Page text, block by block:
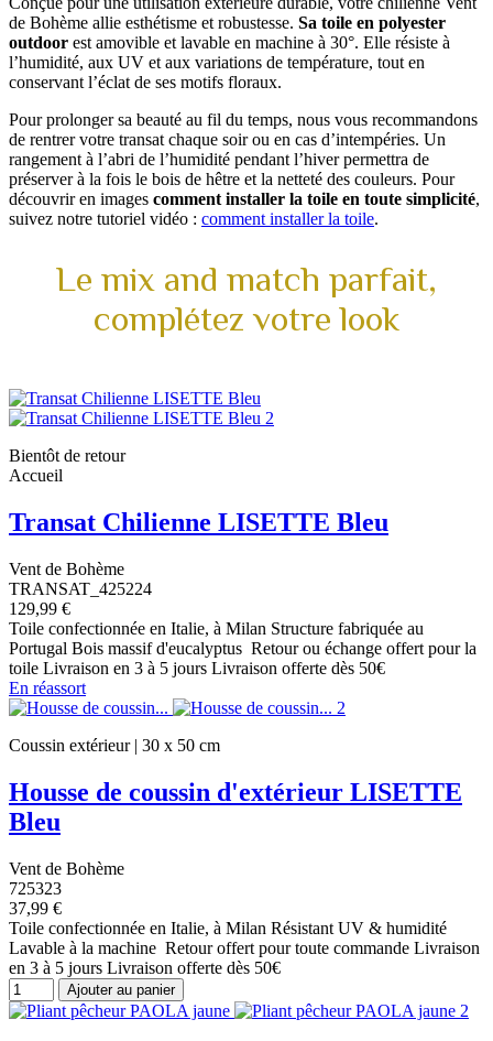
de Bohème allie esthétisme et robustesse. Sa toile en polyester
outdoor est amovible et lavable en machine à 30°. Elle résiste à
l’humidité, aux UV et aux variations de température, tout en
conservant l’éclat de ses motifs floraux.
Pour prolonger sa beauté au fil du temps, nous vous recommandons
de rentrer votre transat chaque soir ou en cas d’intempéries. Un
rangement à l’abri de l’humidité pendant l’hiver permettra de
préserver à la fois le bois de hêtre et la netteté des couleurs. Pour
découvrir en images comment installer la toile en toute simplicité,
suivez notre tutoriel vidéo : comment installer la toile.
Le mix and match parfait,
complétez votre look
Bientôt de retour
Accueil
Transat Chilienne LISETTE Bleu
Vent de Bohème
TRANSAT_425224
129,99 €
Toile confectionnée en Italie, à Milan Structure fabriquée au
Portugal Bois massif d'eucalyptus Retour ou échange offert pour la
toile Livraison en 3 à 5 jours Livraison offerte dès 50€
En réassort
Coussin extérieur | 30 x 50 cm
Housse de coussin d'extérieur LISETTE
Bleu
Vent de Bohème
725323
37,99 €
Toile confectionnée en Italie, à Milan Résistant UV & humidité
Lavable à la machine Retour offert pour toute commande Livraison
en 3 à 5 jours Livraison offerte dès 50€
Ajouter au panier